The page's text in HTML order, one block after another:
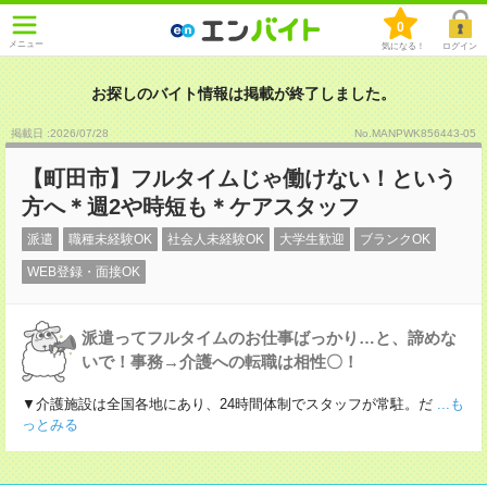
メニュー
0
気になる！ ログイン
お探しのバイト情報は掲載が終了しました。
掲載日 :2026/07/28 No.MANPWK856443-05
【町田市】フルタイムじゃ働けない！という
方へ＊週2や時短も＊ケアスタッフ
派遣 職種未経験OK 社会人未経験OK 大学生歓迎 ブランクOK
WEB登録・面接OK
派遣ってフルタイムのお仕事ばっかり…と、諦めな
いで！事務→介護への転職は相性〇！
▼介護施設は全国各地にあり、24時間体制でスタッフが常駐。だ ...も
っとみる